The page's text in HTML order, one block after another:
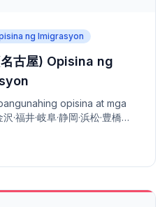
ng Imigrasyon
古屋) Opisina ng
opisina at mga
福井·岐阜·静岡·浜松·豊橋港·
ng telepono, at saklaw